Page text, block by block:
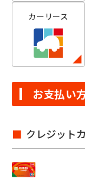
カーリース
お支払い
クレジット